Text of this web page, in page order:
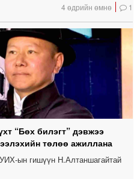
4 өдрийн өмнө 1
“Бөх билэгт” дэвжээ
төлөө ажиллана
УИХ-ын гишүүн Н.Алтаншагайтай